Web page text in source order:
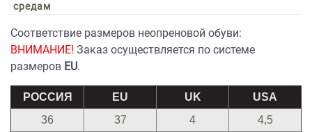
средам
Соответствие размеров неопреновой обуви:
ВНИМАНИЕ! Заказ осуществляется по системе
размеров EU.
РОССИЯ EU UK
USA
36
37 4
4,5